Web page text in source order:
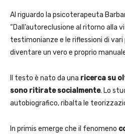
Al riguardo la psicoterapeuta
“Dall’autoreclusione al ritorno alla
testimonianze e le riflessioni di
diventare un vero e proprio
Il testo è nato da una ricerca su
sono ritirate socialmente. Lo
autobiografico, ribalta le
In primis emerge che il fenomeno